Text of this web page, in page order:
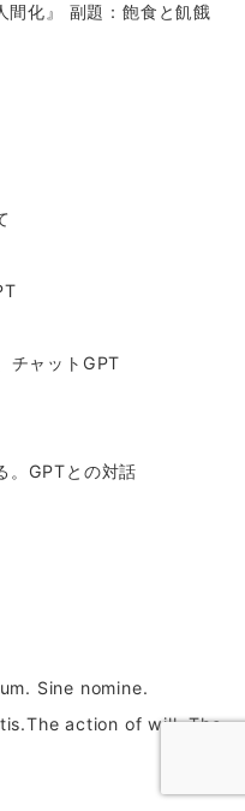
化』 副題：飽食と飢餓
チャットGPT
。GPTとの対話
Sine nomine.
action of will. The